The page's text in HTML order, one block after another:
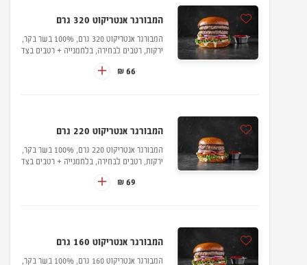
המבורגר אנטריקוט 320 גרם
המבורגר אנטריקוט 320 גרם, 100% בשר בקר,
ירקות, רטבים לבחירה, בלחמנייה + רטבים בצד
66 ₪
המבורגר אנטריקוט 220 גרם
המבורגר אנטריקוט 220 גרם, 100% בשר בקר,
ירקות, רטבים לבחירה, בלחמנייה + רטבים בצד
69 ₪
המבורגר אנטריקוט 160 גרם
המבורגר אנטריקוט 160 גרם, 100% בשר בקר,